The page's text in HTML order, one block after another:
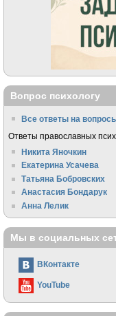
Вопрос психологу
Все ответы на
Ответы православных
Никита Яночкин
Екатерина Усачева
Татьяна Бобровских
Анастасия Бондарук
Анна Лелик
Мы в социальных
ВКонтакте
YouTube